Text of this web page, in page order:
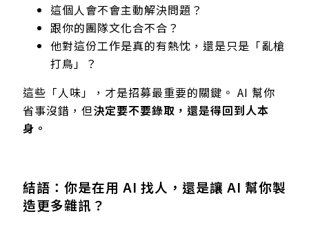
這個人會不會主動解決問題？
跟你的團隊文化合不合？
他對這份工作是真的有熱忱，還是只是「亂槍
打鳥」？
這些「人味」，才是招募最重要的關鍵。 AI 幫你
省事沒錯，但決定要不要錄取，還是得回到人本
身。
結語：你是在用 AI 找人，還是讓 AI 幫你製
造更多雜訊？